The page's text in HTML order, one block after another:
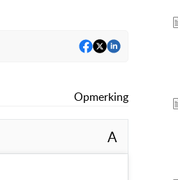
Opmerking
A